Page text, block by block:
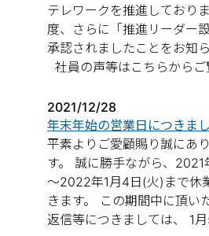
テレワークを推進しており
度、さらに「推進リーダー
承認されましたことをお知
社員の声等はこちらから
2021/12/28
年末年始の営業日につきま
平素よりご愛顧賜り誠にあ
す。 誠に勝手ながら、
～2022年1月4日(火)まで休
きます。 この期間中に頂い
返信等につきましては、 1